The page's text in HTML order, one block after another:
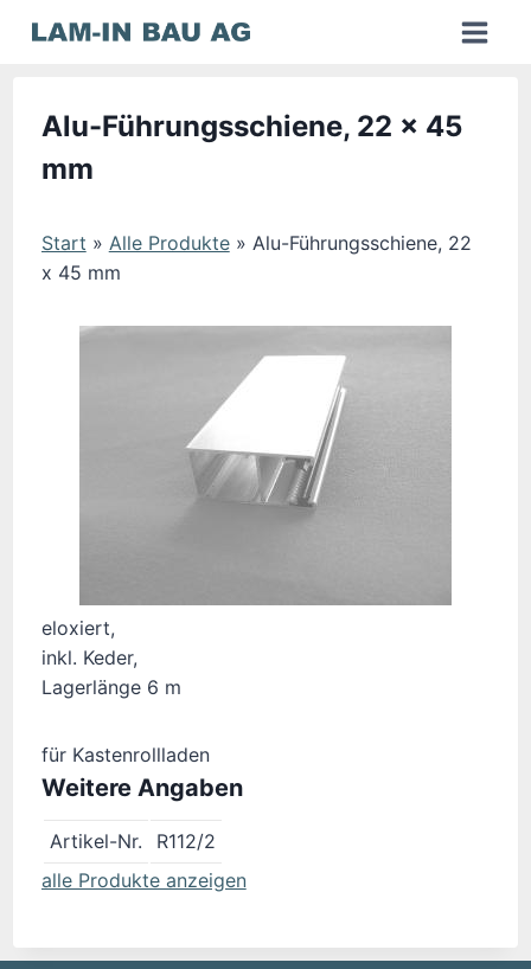
Inhalt
Alu-Führungsschiene, 22 x 45
mm
Start » Alle Produkte» Alu-Führungsschiene, 22
x 45 mm
eloxiert,
inkl. Keder,
Lagerlänge 6 m
für Kastenrollladen
Weitere Angaben
Artikel-Nr.
R112/2
alle Produkte anzeigen